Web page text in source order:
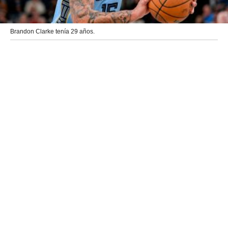
Brandon Clarke tenía 29 años.